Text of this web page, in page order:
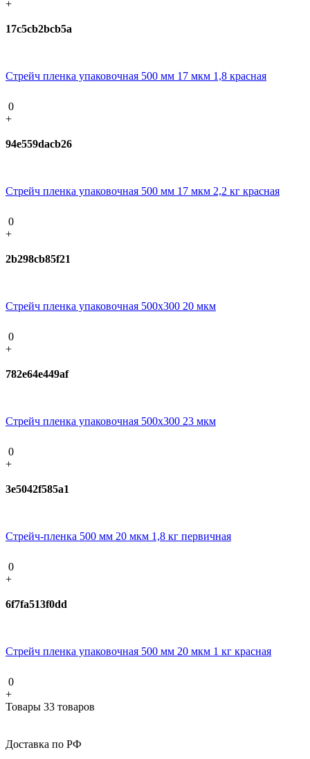
+
17c5cb2bcb5a
Стрейч пленка упаковочная 500 мм 17 мкм 1,8 красная
0
+
94e559dacb26
Стрейч пленка упаковочная 500 мм 17 мкм 2,2 кг красная
0
+
2b298cb85f21
Стрейч пленка упаковочная 500х300 20 мкм
0
+
782e64e449af
Стрейч пленка упаковочная 500х300 23 мкм
0
+
3e5042f585a1
Стрейч-пленка 500 мм 20 мкм 1,8 кг первичная
0
+
6f7fa513f0dd
Стрейч пленка упаковочная 500 мм 20 мкм 1 кг красная
0
+
Товары 33 товаров
Доставка по РФ